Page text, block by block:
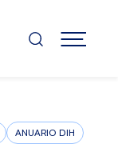
MENÚ
ANUARIO DIH